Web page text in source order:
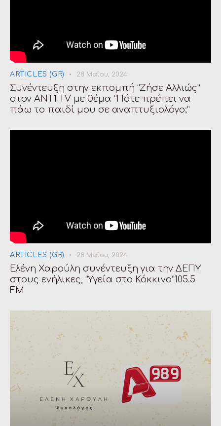
ARTICLES (GR) 28 Μαΐου, 2024
Συνέντευξη στην εκπομπή “Ζήσε Αλλιώς”
στον ANT1 TV με θέμα “Πότε πρέπει να
πάω το παιδί μου σε αναπτυξιολόγο;”
ARTICLES (GR) 28 Μαΐου, 2024
Ελένη Χαρούλη συνέντευξη για την ΔΕΠΥ
στους ενήλικες, “Υγεία στο Κόκκινο”105.5
FM